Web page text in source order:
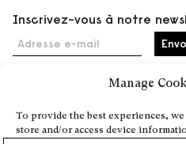
Manage
To provide the best experiences,
store and/or access device
Inscrivez-vous à notre
Adresse e-mail
Accueil
Événements